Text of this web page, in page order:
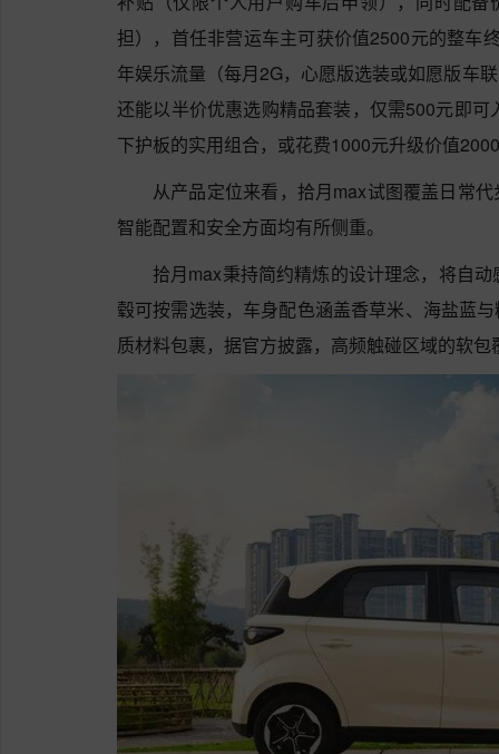
担），首任非营运车主可获价值2500元的整车
年娱乐流量（每月2G，心愿版选装或如愿版车
还能以半价优惠选购精品套装，仅需500元即
下护板的实用组合，或花费1000元升级价值
从产品定位来看，拾月max试图覆盖日常
智能配置和安全方面均有所侧重。
拾月max秉持简约精炼的设计理念，将自
毂可按需选装，车身配色涵盖香草米、海盐蓝
质材料包裹，据官方披露，高频触碰区域的软